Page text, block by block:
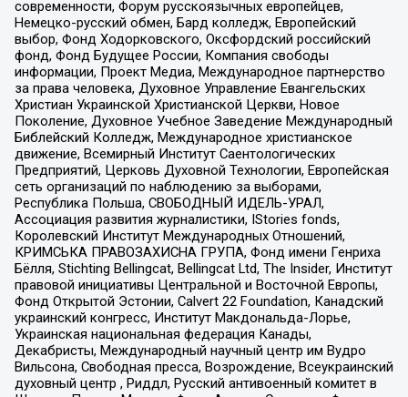
современности, Форум русскоязычных европейцев,
Немецко-русский обмен, Бард колледж, Европейский
выбор, Фонд Ходорковского, Оксфордский российский
фонд, Фонд Будущее России, Компания свободы
информации, Проект Медиа, Международное партнерство
за права человека, Духовное Управление Евангельских
Христиан Украинской Христианской Церкви, Новое
Поколение, Духовное Учебное Заведение Международный
Библейский Колледж, Международное христианское
движение, Всемирный Институт Саентологических
Предприятий, Церковь Духовной Технологии, Европейская
сеть организаций по наблюдению за выборами,
Республика Польша, СВОБОДНЫЙ ИДЕЛЬ-УРАЛ,
Ассоциация развития журналистики, IStories fonds,
Королевский Институт Международных Отношений,
КРИМСЬКА ПРАВОЗАХИСНА ГРУПА, Фонд имени Генриха
Бёлля, Stichting Bellingcat, Bellingcat Ltd, The Insider, Институт
правовой инициативы Центральной и Восточной Европы,
Фонд Открытой Эстонии, Calvert 22 Foundation, Канадский
украинский конгресс, Институт Макдональда-Лорье,
Украинская национальная федерация Канады,
Декабристы, Международный научный центр им Вудро
Вильсона, Свободная пресса, Возрождение, Всеукраинский
духовный центр , Риддл, Русский антивоенный комитет в